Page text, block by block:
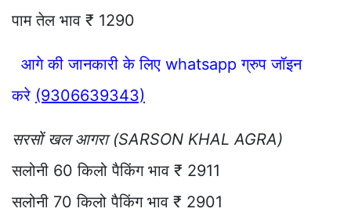
पाम तेल भाव ₹ 1290
आगे की जानकारी के लिए whatsapp ग्रुप जॉइन
करे (9306639343)
सरसों खल आगरा (SARSON KHAL AGRA)
सलोनी 60 किलो पैकिंग भाव ₹ 2911
सलोनी 70 किलो पैकिंग भाव ₹ 2901